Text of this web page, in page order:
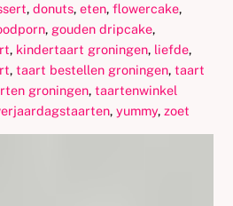
,donuts,eten,flowercake,
, gouden dripcake,
, kindertaart groningen, liefde,
,taart bestellen groningen,taart
groningen,taartenwinkel
,yummy,zoet